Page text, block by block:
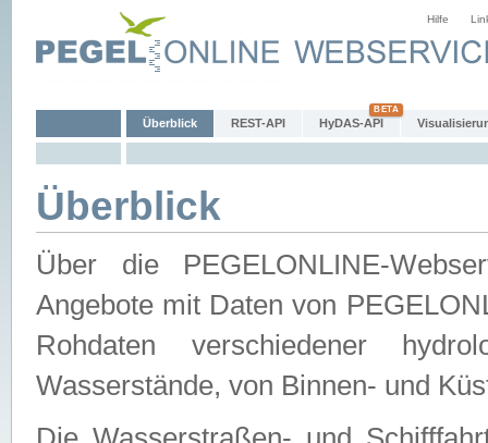
Hilfe
Überblick REST-API HyDAS-API
Überblick
Über die PEGELONLINE-
Angebote mit Daten von
Rohdaten verschiedener
Wasserstände, von Binnen- und